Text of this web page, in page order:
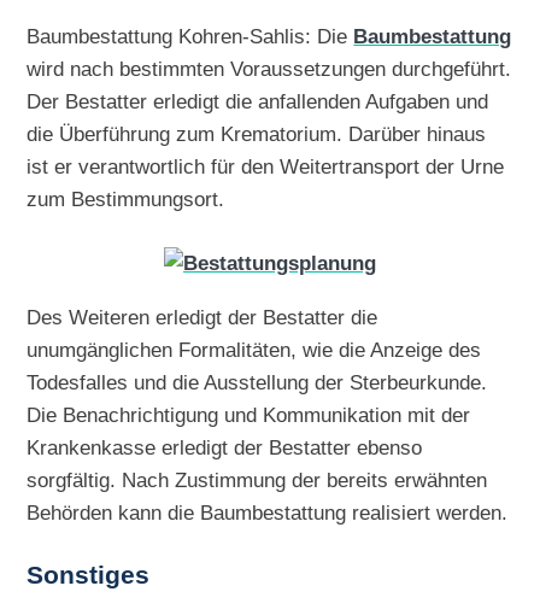
Baumbestattung Kohren-Sahlis: Die Baumbestattung
wird nach bestimmten Voraussetzungen durchgeführt.
Der Bestatter erledigt die anfallenden Aufgaben und
die Überführung zum Krematorium. Darüber hinaus
ist er verantwortlich für den Weitertransport der Urne
zum Bestimmungsort.
Des Weiteren erledigt der Bestatter die
unumgänglichen Formalitäten, wie die Anzeige des
Todesfalles und die Ausstellung der Sterbeurkunde.
Die Benachrichtigung und Kommunikation mit der
Krankenkasse erledigt der Bestatter ebenso
sorgfältig. Nach Zustimmung der bereits erwähnten
Behörden kann die Baumbestattung realisiert werden.
Sonstiges